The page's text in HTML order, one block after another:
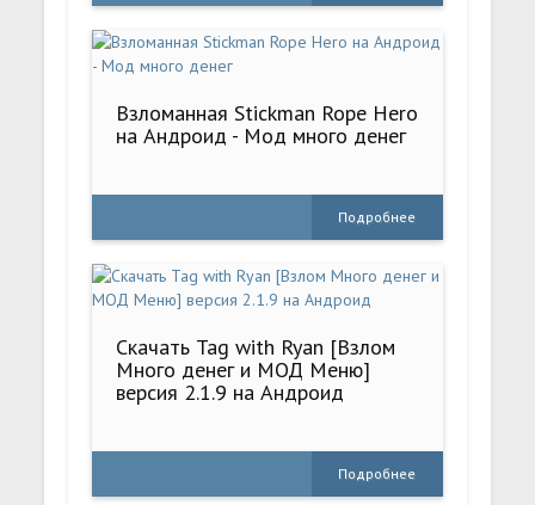
Взломанная Stickman Rope Hero
на Андроид - Мод много денег
Подробнее
Скачать Tag with Ryan [Взлом
Много денег и МОД Меню]
версия 2.1.9 на Андроид
Подробнее